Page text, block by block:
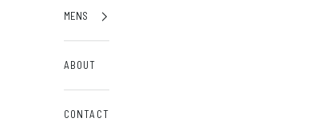
MENS
ABOUT
CONTACT